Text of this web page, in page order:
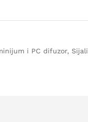
i PC difuzor,